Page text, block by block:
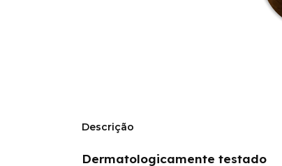
Descrição
Dermatologicamente testado